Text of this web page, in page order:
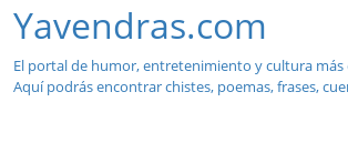
Yavendras.com
El portal de humor, entretenimiento y cultura más
Aquí podrás encontrar chistes, poemas, frases,